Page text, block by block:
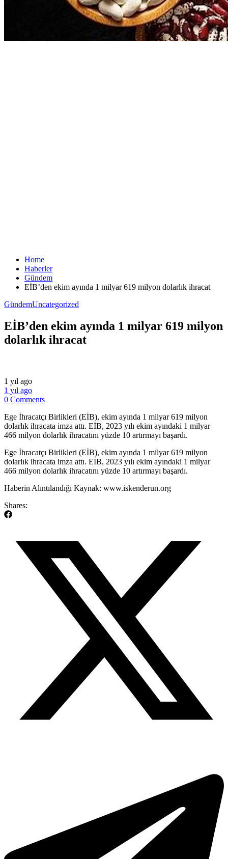
Home
Haberler
Gündem
EİB’den ekim ayında 1 milyar 619 milyon dolarlık ihracat
GündemUncategorized
EİB’den ekim ayında 1 milyar 619 milyon
dolarlık ihracat
1 yıl ago
1 yıl ago
0 Comments
Ege İhracatçı Birlikleri (EİB), ekim ayında 1 milyar 619 milyon
dolarlık ihracata imza attı. EİB, 2023 yılı ekim ayındaki 1 milyar
466 milyon dolarlık ihracatını yüzde 10 artırmayı başardı.
​Ege İhracatçı Birlikleri (EİB), ekim ayında 1 milyar 619 milyon
dolarlık ihracata imza attı. EİB, 2023 yılı ekim ayındaki 1 milyar
466 milyon dolarlık ihracatını yüzde 10 artırmayı başardı.
​Haberin Alıntılandığı Kaynak: www.iskenderun.org
Shares: